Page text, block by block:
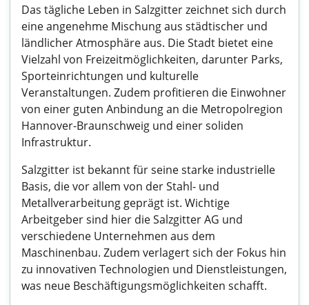
Das tägliche Leben in Salzgitter zeichnet sich durch
eine angenehme Mischung aus städtischer und
ländlicher Atmosphäre aus. Die Stadt bietet eine
Vielzahl von Freizeitmöglichkeiten, darunter Parks,
Sporteinrichtungen und kulturelle
Veranstaltungen. Zudem profitieren die Einwohner
von einer guten Anbindung an die Metropolregion
Hannover-Braunschweig und einer soliden
Infrastruktur.
Salzgitter ist bekannt für seine starke industrielle
Basis, die vor allem von der Stahl- und
Metallverarbeitung geprägt ist. Wichtige
Arbeitgeber sind hier die Salzgitter AG und
verschiedene Unternehmen aus dem
Maschinenbau. Zudem verlagert sich der Fokus hin
zu innovativen Technologien und Dienstleistungen,
was neue Beschäftigungsmöglichkeiten schafft.